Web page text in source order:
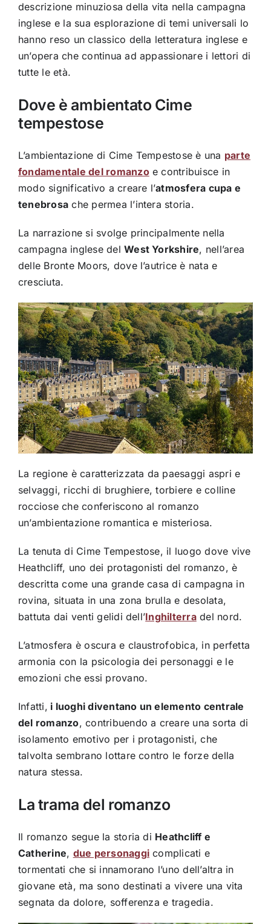
descrizione minuziosa della vita nella campagna
inglese e la sua esplorazione di temi universali lo
hanno reso un classico della letteratura inglese e
un’opera che continua ad appassionare i lettori di
tutte le età.
Dove è ambientato Cime
tempestose
L’ambientazione di Cime Tempestose è una parte
fondamentale del romanzoe contribuisce in
modo significativo a creare l’atmosfera cupa e
tenebrosa che permea l’intera storia.
La narrazione si svolge principalmente nella
campagna inglese delWest Yorkshire, nell’area
delle Bronte Moors, dove l’autrice è nata e
cresciuta.
La regione è caratterizzata da paesaggi aspri e
selvaggi, ricchi di brughiere, torbiere e colline
rocciose che conferiscono al romanzo
un’ambientazione romantica e misteriosa.
La tenuta di Cime Tempestose, il luogo dove vive
Heathcliff, uno dei protagonisti del romanzo, è
descritta come una grande casa di campagna in
rovina, situata in una zona brulla e desolata,
battuta dai venti gelidi dell’Inghilterradel nord.
L’atmosfera è oscura e claustrofobica, in perfetta
armonia con la psicologia dei personaggi e le
emozioni che essi provano.
Infatti, i luoghi diventano un elemento centrale
del romanzo, contribuendo a creare una sorta di
isolamento emotivo per i protagonisti, che
talvolta sembrano lottare contro le forze della
natura stessa.
La trama del romanzo
Il romanzo segue la storia di Heathcliff e
Catherine, due personaggi complicati e
tormentati che si innamorano l’uno dell’altra in
giovane età, ma sono destinati a vivere una vita
segnata da dolore, sofferenza e tragedia.